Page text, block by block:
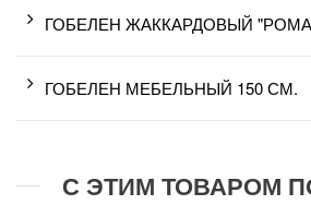
ГОБЕЛЕН ЖАККАРДОВЫЙ
ГОБЕЛЕН МЕБЕЛЬНЫЙ 150 СМ.
С ЭТИМ ТОВАРОМ